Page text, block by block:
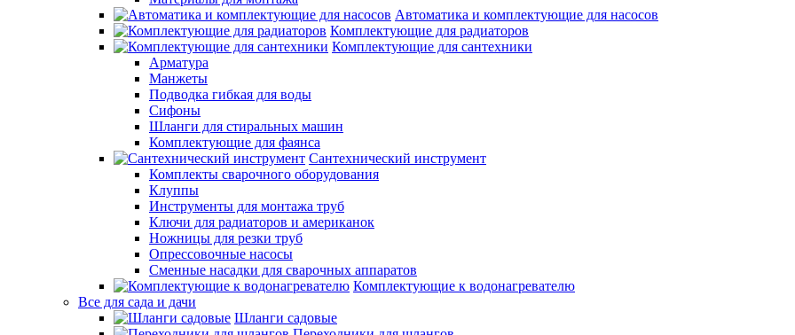
Автоматика и комплектующие для насосов
Комплектующие для радиаторов
Комплектующие для сантехники
Арматура
Манжеты
Подводка гибкая для воды
Сифоны
Шланги для стиральных машин
Комплектующие для фаянса
Сантехнический инструмент
Комплекты сварочного оборудования
Клуппы
Инструменты для монтажа труб
Ключи для радиаторов и американок
Ножницы для резки труб
Опрессовочные насосы
Сменные насадки для сварочных аппаратов
Комплектующие к водонагревателю
Все для сада и дачи
Шланги садовые